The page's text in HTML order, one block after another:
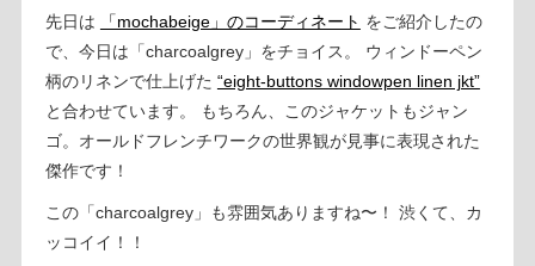
先日は 「mochabeige」のコーディネート をご紹介したの
で、今日は「charcoalgrey」をチョイス。 ウィンドーペン
柄のリネンで仕上げた “eight-buttons windowpen linen jkt”
と合わせています。 もちろん、このジャケットもジャン
ゴ。オールドフレンチワークの世界観が見事に表現された
傑作です！
この「charcoalgrey」も雰囲気ありますね〜！ 渋くて、カ
ッコイイ！！